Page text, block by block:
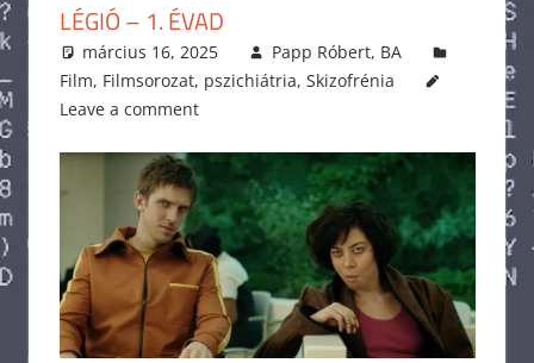
LÉGIÓ – 1. ÉVAD
március 16, 2025
Papp Róbert, BA
Film, Filmsorozat, pszichiátria, Skizofrénia
Leave a comment